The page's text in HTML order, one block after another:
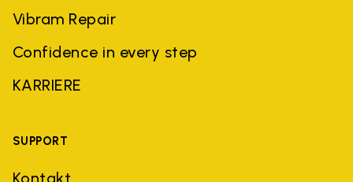
Vibram Repair
Confidence in every step
KARRIERE
SUPPORT
Kontakt